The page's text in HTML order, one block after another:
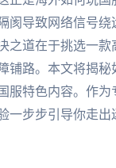
阂导致网络信号绕
之道在于挑选一款
铺路。本文将揭秘
服特色内容。作为
一步步引导你走出